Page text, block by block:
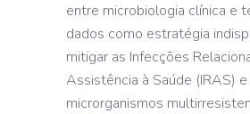
entre microbiologia clínica e
dados como estratégia
mitigar as Infecções
Assistência à Saúde (IRAS)
microrganismos